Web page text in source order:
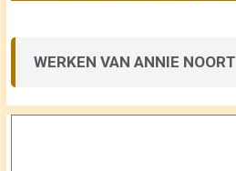
WERKEN VAN ANNIE NOORT